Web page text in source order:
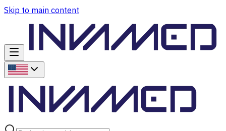
Skip to main content